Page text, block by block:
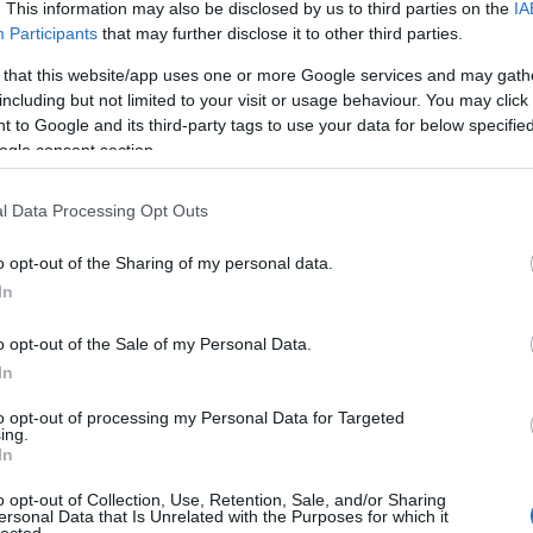
This information may also be disclosed by us to third parties on the
Participants that may further disclose it to other third parties.
that this website/app uses one or more Google services and may
but not limited to your visit or usage behaviour. You may
to Google and its third-party tags to use your data for below
consent section.
Data Processing Opt Outs
opt-out of the Sharing of my personal data.
opt-out of the Sale of my Personal Data.
opt-out of processing my Personal Data for Targeted
opt-out of Collection, Use, Retention, Sale, and/or Sharing
Data that Is Unrelated with the Purposes for which it
Dreher
1
dukkó
(